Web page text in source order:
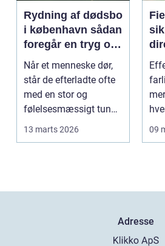
Rydning af dødsbo
i københavn sådan
foregår en tryg og
effektiv proces
Når et menneske dør,
står de efterladte ofte
med en stor og
følelsesmæssigt tung
13 marts 2026 09
Adresse